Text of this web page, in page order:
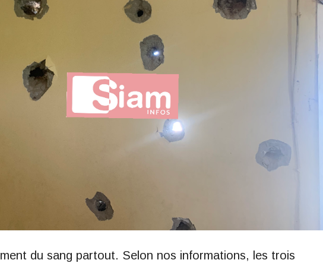
du sang partout. Selon nos informations, les trois